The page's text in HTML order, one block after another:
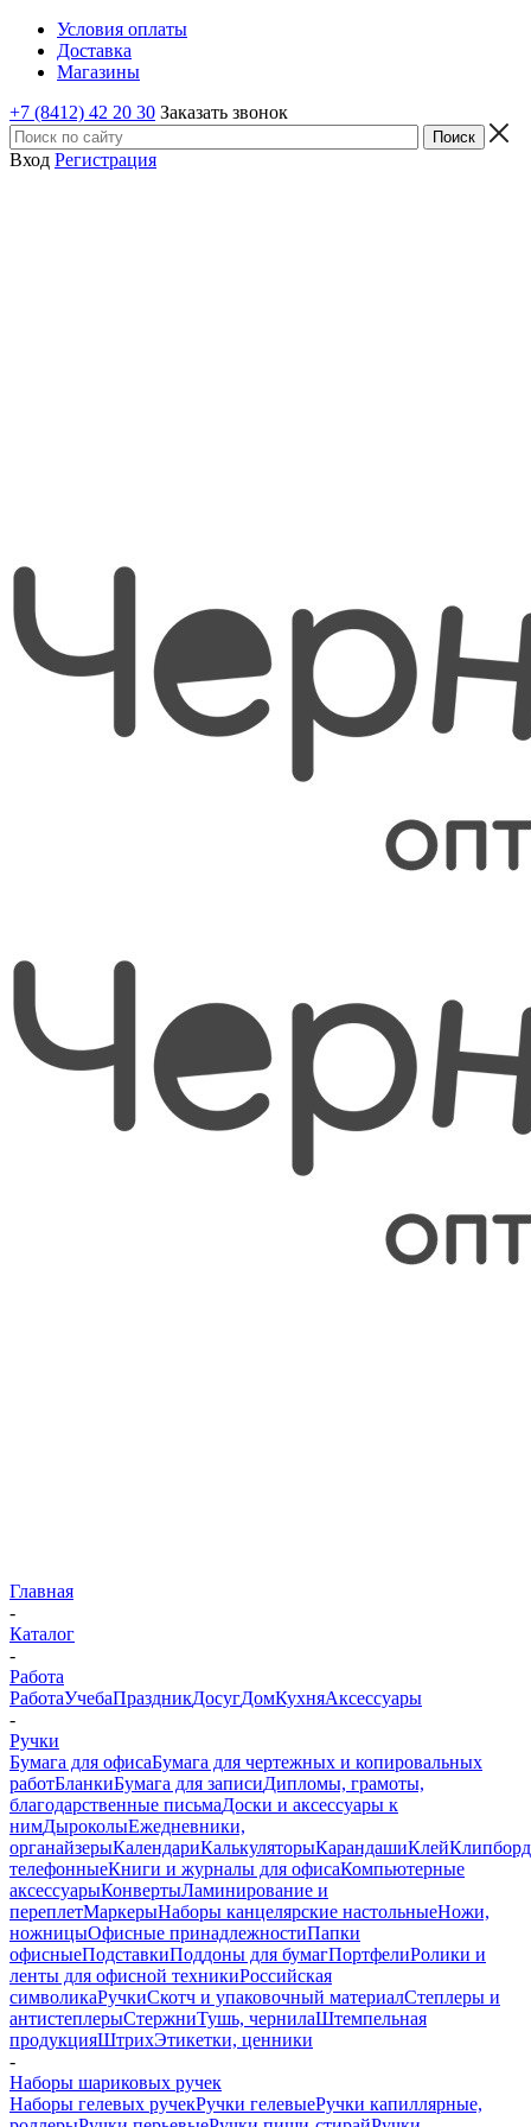
Условия оплаты
Доставка
Магазины
+7 (8412) 42 20 30 Заказать звонок
Вход Регистрация
Главная
-
Каталог
-
Работа
РаботаУчебаПраздникДосугДомКухняАксессуары
-
Ручки
Бумага для офисаБумага для чертежных и копировальных
работБланкиБумага для записиДипломы, грамоты,
благодарственные письмаДоски и аксессуары к
нимДыроколыЕжедневники,
органайзерыКалендариКалькуляторыКарандашиКлей
телефонныеКниги и журналы для офисаКомпьютерные
аксессуарыКонвертыЛаминирование и
переплетМаркерыНаборы канцелярские настольныеНожи,
ножницыОфисные принадлежностиПапки
офисныеПодставкиПоддоны для бумагПортфелиРолики и
ленты для офисной техникиРоссийская
символикаРучкиСкотч и упаковочный материалСтеплеры и
антистеплерыСтержниТушь, чернилаШтемпельная
продукцияШтрихЭтикетки, ценники
-
Наборы шариковых ручек
Наборы гелевых ручекРучки гелевыеРучки капиллярные,